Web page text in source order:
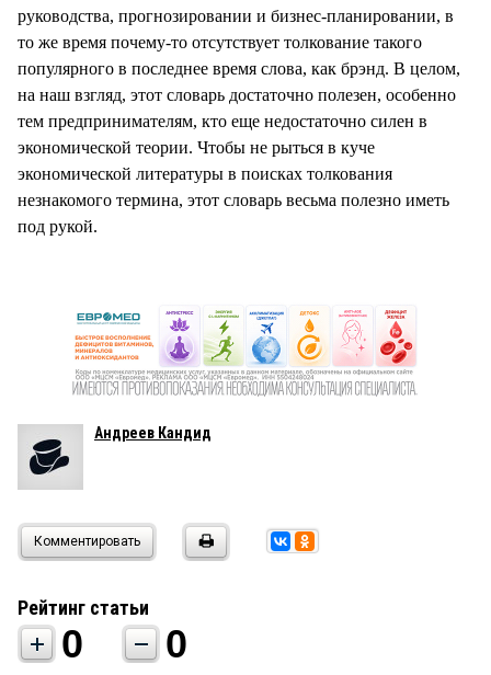
руководства, прогнозировании и бизнес-планировании, в
то же время почему-то отсутствует толкование такого
популярного в последнее время слова, как брэнд. В целом,
на наш взгляд, этот словарь достаточно полезен, особенно
тем предпринимателям, кто еще недостаточно силен в
экономической теории. Чтобы не рыться в куче
экономической литературы в поисках толкования
незнакомого термина, этот словарь весьма полезно иметь
под рукой.
Андреев Кандид
Комментировать
Рейтинг статьи
0 0